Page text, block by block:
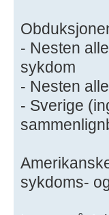
- Nesten
sykdom
- Nesten
- Sverige
sykdoms-